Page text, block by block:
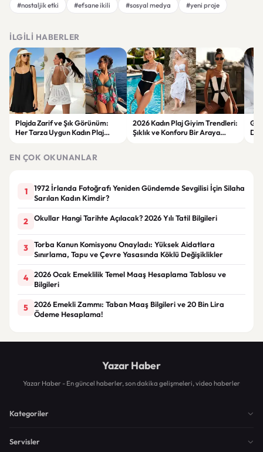
#nostaljik etki
#efsane ikili #sosyal medya #yeni proje
İLGILI HABERLER
Plajda Zarif ve Şık Görünüm:
Her Tarza Uygun Kadın Plaj
2026 Kadın Plaj Giyim Trendleri:
Şıklık ve Konforu Bir Araya
EN ÇOK OKUNANLAR
1
1972 İrlanda Fotoğrafı Yeniden Gündemde Sevgilisi İçin Silaha
Sarılan Kadın Kimdir?
2 Okullar Hangi Tarihte Açılacak? 2026 Yılı Tatil Bilgileri
3
Torba Kanun Komisyonu Onayladı: Yüksek Aidatlara
Sınırlama, Tapu ve Çevre Yasasında Köklü Değişiklikler
4
2026 Ocak Emeklilik Temel Maaş Hesaplama Tablosu ve
Bilgileri
5
2026 Emekli Zammı: Taban Maaş Bilgileri ve 20 Bin Lira
Ödeme Hesaplama!
Yazar Haber
Yazar Haber - En güncel haberler, son dakika gelişmeleri, video haberler
Kategoriler
Servisler